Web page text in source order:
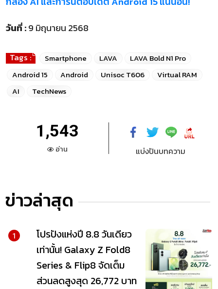
วันที่ :9 มิถุนายน 2568
Tags : Smartphone LAVA
LAVA Bold N1 Pro
Android 15
Android Unisoc T606
Virtual RAM
AI
TechNews
1,543
อ่าน แบ่งปันบทความ
ข่าวล่าสุด
1
โปรปังแห่งปี 8.8 วันเดียว
เท่านั้น! Galaxy Z Fold8
Series & Flip8 จัดเต็ม
ส่วนลดสูงสุด 26,772 บาท